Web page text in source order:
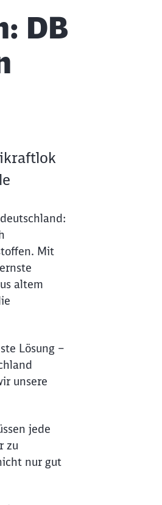
DB
Mit
altem
Lösung –
unsere
jede
zu
nur gut